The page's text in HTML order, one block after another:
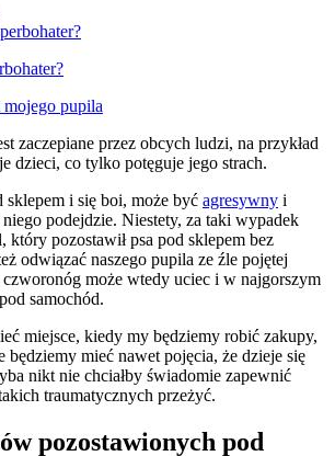
pupila
zaczepiane przez obcych ludzi, na przykład
dzieci, co tylko potęguje jego strach.
sklepem i się boi, może być agresywny i
podejdzie. Niestety, za taki wypadek
który pozostawił psa pod sklepem bez
odwiązać naszego pupila ze źle pojętej
może wtedy uciec i w najgorszym
samochód.
miejsce, kiedy my będziemy robić zakupy,
będziemy mieć nawet pojęcia, że dzieje się
nikt nie chciałby świadomie zapewnić
traumatycznych przeżyć.
pozostawionych pod